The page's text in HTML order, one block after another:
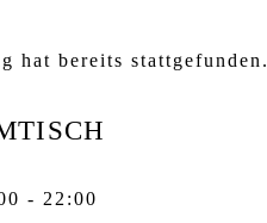
hat bereits stattgefunden.
- 22:00